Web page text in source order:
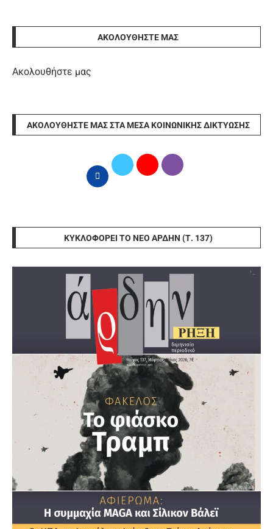
ΑΚΟΛΟΥΘΉΣΤΕ ΜΑΣ
Ακολουθήστε μας
ΑΚΟΛΟΥΘΉΣΤΕ ΜΑΣ ΣΤΑ ΜΈΣΑ ΚΟΙΝΩΝΙΚΉΣ ΔΙΚΤΎΩΣΗΣ
ΚΥΚΛΟΦΟΡΕΊ ΤΟ ΝΈΟ ΆΡΔΗΝ (Τ. 137)